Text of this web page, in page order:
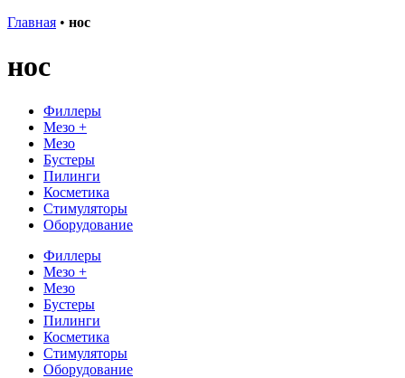
Главная • нос
нос
Филлеры
Мезо +
Мезо
Бустеры
Пилинги
Косметика
Стимуляторы
Оборудование
Филлеры
Мезо +
Мезо
Бустеры
Пилинги
Косметика
Стимуляторы
Оборудование